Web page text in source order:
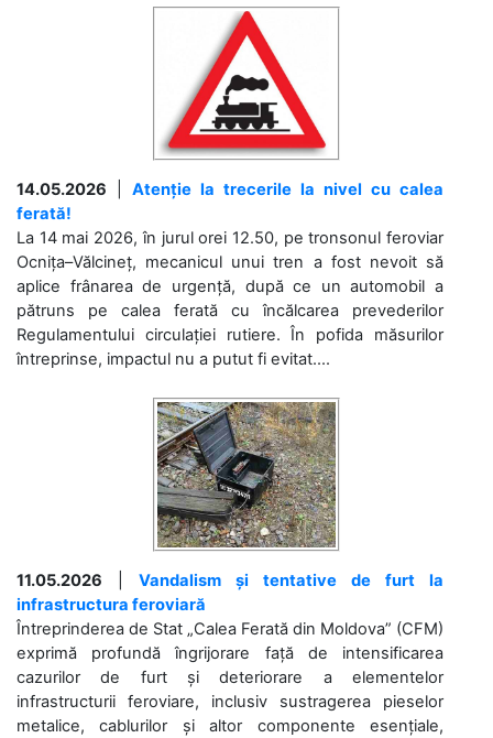
14.05.2026
Atenție la trecerile la nivel cu calea
ferată!
La 14 mai 2026, în jurul orei 12.50, pe tronsonul feroviar
Ocnița–Vălcineț, mecanicul unui tren a fost nevoit să
aplice frânarea de urgență, după ce un automobil a
pătruns pe calea ferată cu încălcarea prevederilor
Regulamentului circulației rutiere. În pofida măsurilor
întreprinse, impactul nu a putut fi evitat....
11.05.2026
Vandalism și tentative de furt la
infrastructura feroviară
Întreprinderea de Stat „Calea Ferată din Moldova” (CFM)
exprimă profundă îngrijorare față de intensificarea
cazurilor de furt și deteriorare a elementelor
infrastructurii feroviare, inclusiv sustragerea pieselor
metalice, cablurilor și altor componente esențiale,